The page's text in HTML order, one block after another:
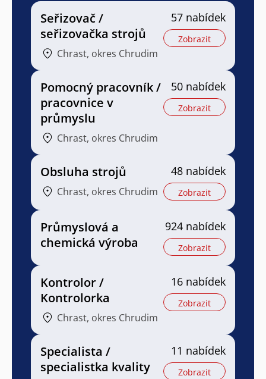
Seřizovač /
seřizovačka strojů
Chrast, okres Chrudim
57 nabídek
Zobrazit
Pomocný pracovník /
pracovnice v
průmyslu
Chrast, okres Chrudim
50 nabídek
Zobrazit
Obsluha strojů
Chrast, okres Chrudim
48 nabídek
Zobrazit
Průmyslová a
chemická výroba
924 nabídek
Zobrazit
Kontrolor /
Kontrolorka
Chrast, okres Chrudim
16 nabídek
Zobrazit
Specialista /
specialistka kvality
11 nabídek
Zobrazit